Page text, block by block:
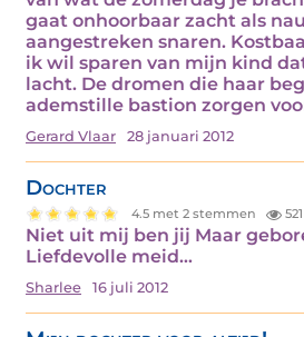
gaat onhoorbaar zacht als
aangestreken snaren.
ik wil sparen van mijn kind
lacht. De dromen die haar
ademstille bastion zorgen
Gerard Vlaar 28 januari 2012
Dochter
4.5 met 2 stemmen 521
Niet uit mij ben jij Maar
Liefdevolle meid…
Sharlee 16 juli 2012